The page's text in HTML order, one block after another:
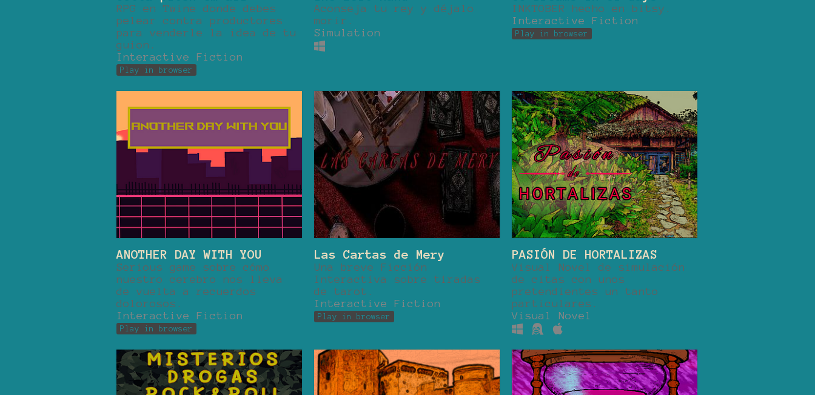
RPG en Twine donde debes
pelear contra productores
para venderle la idea de tu
guion.
Interactive Fiction
Play in browser
Aconseja tu rey y déjalo
morir.
Simulation
INKTOBER hecho en bitsy.
Interactive Fiction
Play in browser
ANOTHER DAY WITH YOU
Serious game sobre cómo
nuestro cerebro nos lleva
de vuelta a recuerdos
dolorosos.
Interactive Fiction
Play in browser
Las Cartas de Mery
Una breve Ficción
Interactiva sobre tiradas
de tarot.
Interactive Fiction
Play in browser
PASIÓN DE HORTALIZAS
Visual Novel de simulación
de citas con unos
pretendientes un tanto
particulares.
Visual Novel